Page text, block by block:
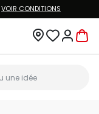
VOIR CONDITIONS